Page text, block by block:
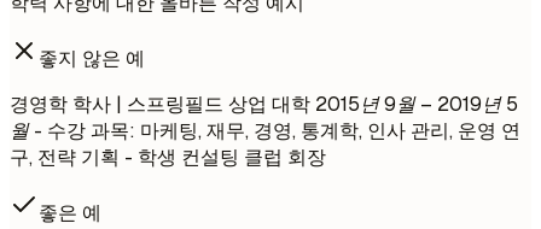
좋지 않은 예
경영학 학사 | 스프링필드 상업 대학 2015년 9월 – 2019년 5
월- 수강 과목: 마케팅, 재무, 경영, 통계학, 인사 관리, 운영 연
구, 전략 기획 - 학생 컨설팅 클럽 회장
좋은 예